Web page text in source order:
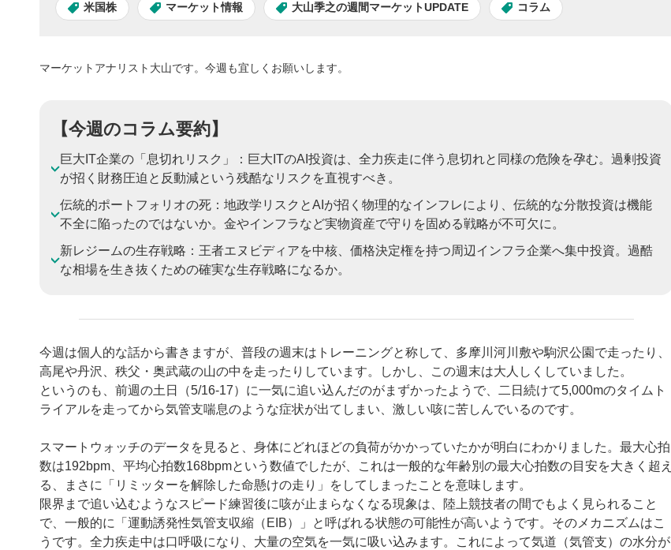
米国株 マーケット情報 大山季之の週間マーケットUPDATE コラム
マーケットアナリスト大山です。今週も宜しくお願いします。
【今週のコラム要約】
巨大IT企業の「息切れリスク」：巨大ITのAI投資は、全力疾走に伴う息切れと同様の危険を孕む。過剰投資
が招く財務圧迫と反動減という残酷なリスクを直視すべき。
伝統的ポートフォリオの死：地政学リスクとAIが招く物理的なインフレにより、伝統的な分散投資は機能
不全に陥ったのではないか。金やインフラなど実物資産で守りを固める戦略が不可欠に。
新レジームの生存戦略：王者エヌビディアを中核、価格決定権を持つ周辺インフラ企業へ集中投資。過酷
な相場を生き抜くための確実な生存戦略になるか。
今週は個人的な話から書きますが、普段の週末はトレーニングと称して、多摩川河川敷や駒沢公園で走ったり、
高尾や丹沢、秩父・奥武蔵の山の中を走ったりしています。しかし、この週末は大人しくしていました。
というのも、前週の土日（5/16-17）に一気に追い込んだのがまずかったようで、二日続けて5,000mのタイムト
ライアルを走ってから気管支喘息のような症状が出てしまい、激しい咳に苦しんでいるのです。
スマートウォッチのデータを見ると、身体にどれほどの負荷がかかっていたかが明白にわかりました。最大心拍
数は192bpm、平均心拍数168bpmという数値でしたが、これは一般的な年齢別の最大心拍数の目安を大きく超え
る、まさに「リミッターを解除した命懸けの走り」をしてしまったことを意味します。
限界まで追い込むようなスピード練習後に咳が止まらなくなる現象は、陸上競技者の間でもよく見られること
で、一般的に「運動誘発性気管支収縮（EIB）」と呼ばれる状態の可能性が高いようです。そのメカニズムはこ
うです。全力疾走中は口呼吸になり、大量の空気を一気に吸い込みます。これによって気道（気管支）の水分が